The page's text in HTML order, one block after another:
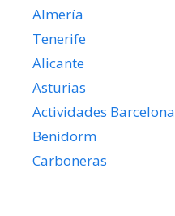
Almería
Tenerife
Alicante
Asturias
Actividades Barcelona
Benidorm
Carboneras